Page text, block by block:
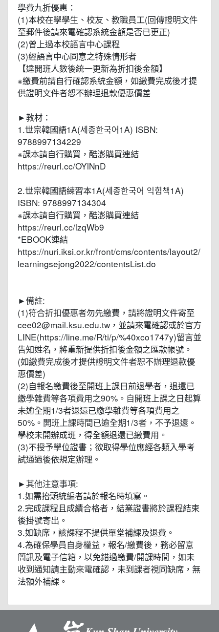
學費九折優惠：
(1)本校在學學生、校友、教職員工(回傳證明文件
至郵件後請來電確認系統金額是否已更正)
(2)曾上過本校語言中心課程
(3)經語言中心同意之特殊情形者
【達開班人數後統一更新為折扣後金額】
※繳費前請自行確認系統金額，如繳費完成後才提
供證明文件者恕不辦理退款優惠價差
►教材：
1.世宗韓國語1A(세종한국어1A) ISBN:
9788997134229
※課本請自行購買，酷澎購買連結
https://reurl.cc/OYlNnD
2.世宗韓國語練習本1A(세종한국어 익힘책1A)
ISBN: 9788997134304
※課本請自行購買，酷澎購買連結
https://reurl.cc/lzqWb9
*EBOOK連結
https://nuri.iksi.or.kr/front/cms/contents/layout2/
learningsejong2022/contentsList.do
►備註:
(1)符合折扣優惠者勿先繳費，請將證明文件寄至
cee02@mail.ksu.edu.tw，並請來電確認或於官方
LINE(https://line.me/R/ti/p/%40xco1747y)留言並
告知姓名，將重新提供折扣後金額之匯款帳號。
(如繳費完成後才提供證明文件者恕不辦理退款優
惠價差)
(2)自報名繳費後至開班上課日前退學者，退還已
繳學雜費等各項費用之90%。自開班上課之日起算
未逾全期1/3者退還已繳學雜費等各項費用之
50%。開班上課時間已逾全期1/3者，不予退還。
學校未開辦成班，得全額退還已繳費用。
(3)不授予學位證書；欲取得學位應經各類入學考
試通過後依規定辦理。
►其他注意事項:
1.如需抬頭統編者請於報名時填寫。
2.完成課程且成績合格者，結業證書將於課程結束
後掛號寄出。
3.如缺席，該課程不提供單堂補課及退費。
4.為確保學員自身權益，報名/繳費後，務必留意
簡訊及電子信箱，以免錯過繳費/開課時間，如未
收到通知請主動來電確認，未到課者視同缺席，無
法額外補課。